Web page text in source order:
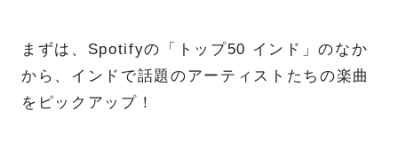
まずは、Spotifyの「トップ50 インド」のなか
から、インドで話題のアーティストたちの楽曲
をピックアップ！